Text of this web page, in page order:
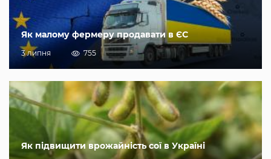
Як малому фермеру продавати в ЄС
3 липня 755
Як підвищити врожайність сої в Україні